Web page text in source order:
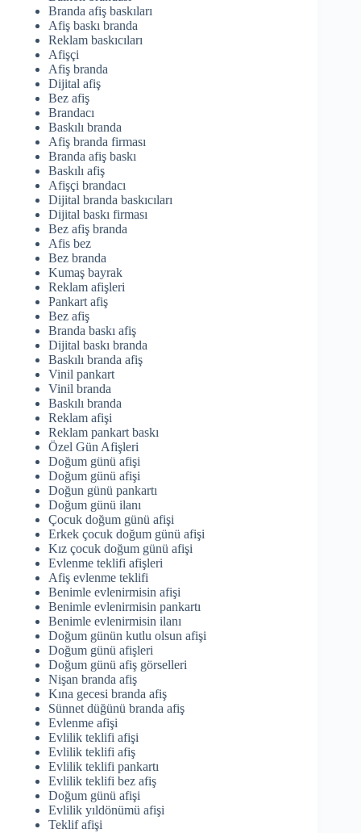
Branda afiş baskıları
Afiş baskı branda
Reklam baskıcıları
Afişçi
Afiş branda
Dijital afiş
Bez afiş
Brandacı
Baskılı branda
Afiş branda firması
Branda afiş baskı
Baskılı afiş
Afişçi brandacı
Dijital branda baskıcıları
Dijital baskı firması
Bez afiş branda
Afis bez
Bez branda
Kumaş bayrak
Reklam afişleri
Pankart afiş
Bez afiş
Branda baskı afiş
Dijital baskı branda
Baskılı branda afiş
Vinil pankart
Vinil branda
Baskılı branda
Reklam afişi
Reklam pankart baskı
Özel Gün Afişleri
Doğum günü afişi
Doğum günü afişi
Doğun günü pankartı
Doğum günü ilanı
Çocuk doğum günü afişi
Erkek çocuk doğum günü afişi
Kız çocuk doğum günü afişi
Evlenme teklifi afişleri
Afiş evlenme teklifi
Benimle evlenirmisin afişi
Benimle evlenirmisin pankartı
Benimle evlenirmisin ilanı
Doğum günün kutlu olsun afişi
Doğum günü afişleri
Doğum günü afiş görselleri
Nişan branda afiş
Kına gecesi branda afiş
Sünnet düğünü branda afiş
Evlenme afişi
Evlilik teklifi afişi
Evlilik teklifi afiş
Evlilik teklifi pankartı
Evlilik teklifi bez afiş
Doğum günü afişi
Evlilik yıldönümü afişi
Teklif afişi